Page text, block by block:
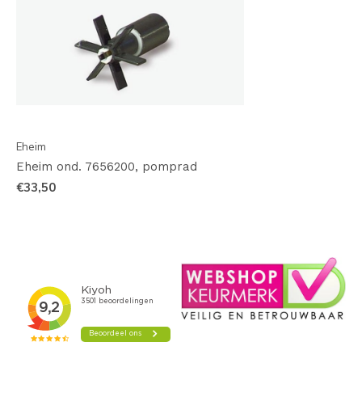
Eheim
Eheim ond. 7656200, pomprad
€33,50